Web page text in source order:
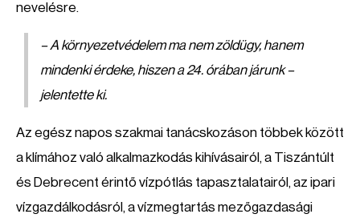
nevelésre.
– A környezetvédelem ma nem zöldügy, hanem
mindenki érdeke, hiszen a 24. órában járunk –
jelentette ki.
Az egész napos szakmai tanácskozáson többek között
a klímához való alkalmazkodás kihívásairól, a Tiszántúlt
és Debrecent érintő vízpótlás tapasztalatairól, az ipari
vízgazdálkodásról, a vízmegtartás mezőgazdasági